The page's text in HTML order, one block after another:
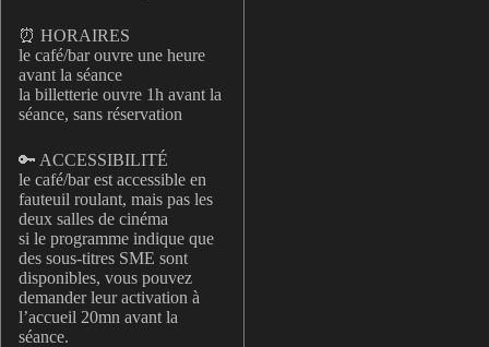
⏰ HORAIRES
le café/bar ouvre une heure
avant la séance
la billetterie ouvre 1h avant la
séance, sans réservation
🔑 ACCESSIBILITÉ
le café/bar est accessible en
fauteuil roulant, mais pas les
deux salles de cinéma
si le programme indique que
des sous-titres SME sont
disponibles, vous pouvez
demander leur activation à
l’accueil 20mn avant la
séance.